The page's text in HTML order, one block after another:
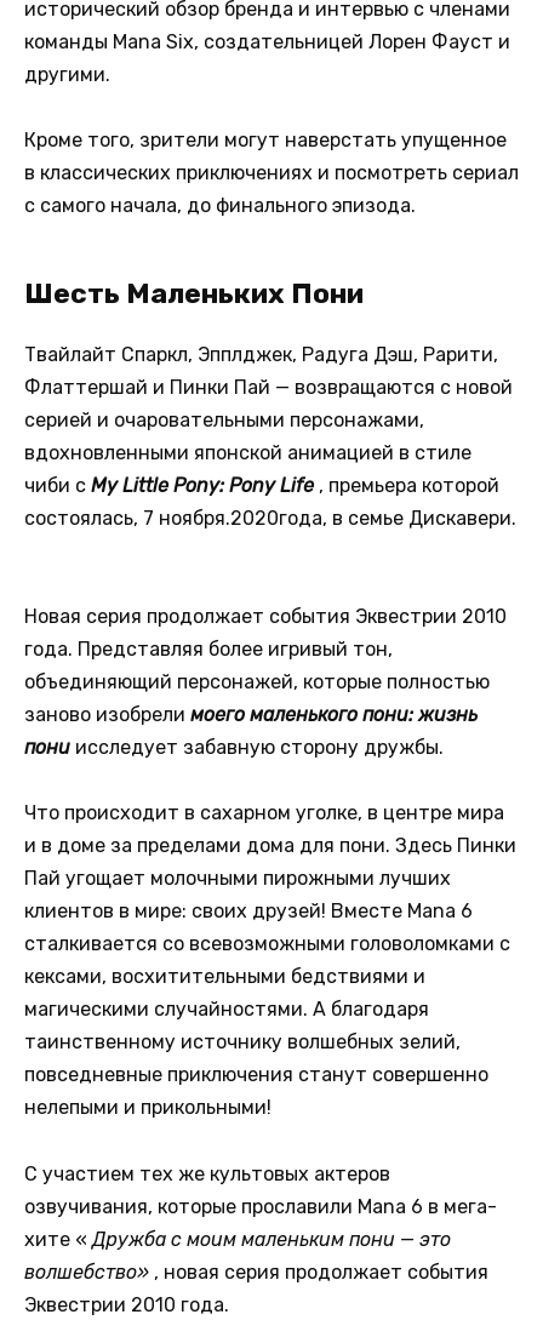
исторический обзор бренда и интервью с членами
команды Mana Six, создательницей Лорен Фауст и
другими.
Кроме того, зрители могут наверстать упущенное
в классических приключениях и посмотреть сериал
с самого начала, до финального эпизода.
Шесть Маленьких Пони
Твайлайт Спаркл, Эпплджек, Радуга Дэш, Рарити,
Флаттершай и Пинки Пай — возвращаются с новой
серией и очаровательными персонажами,
вдохновленными японской анимацией в стиле
чиби с My Little Pony: Pony Life, премьера которой
состоялась, 7 ноября.2020года, в семье Дискавери.
Новая серия продолжает события Эквестрии 2010
года. Представляя более игривый тон,
объединяющий персонажей, которые полностью
заново изобрели моего маленького пони: жизнь
пони исследует забавную сторону дружбы.
Что происходит в сахарном уголке, в центре мира
и в доме за пределами дома для пони. Здесь Пинки
Пай угощает молочными пирожными лучших
клиентов в мире: своих друзей! Вместе Mana 6
сталкивается со всевозможными головоломками с
кексами, восхитительными бедствиями и
магическими случайностями. А благодаря
таинственному источнику волшебных зелий,
повседневные приключения станут совершенно
нелепыми и прикольными!
С участием тех же культовых актеров
озвучивания, которые прославили Mana 6 в мега-
хите « Дружба с моим маленьким пони — это
волшебство» , новая серия продолжает события
Эквестрии 2010 года.